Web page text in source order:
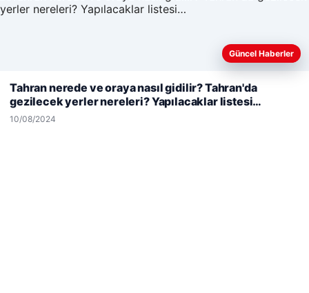
Web sitemizi nasıl kullandığınızı daha iyi anlayabilmek,
kullanıyoruz.Çerez Politikamız
Güncel Haberler
Tahran nerede ve oraya nasıl gidilir? Tahran'da
gezilecek yerler nereleri? Yapılacaklar listesi…
10/08/2024